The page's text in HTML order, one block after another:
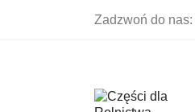
Zadzwoń do nas: